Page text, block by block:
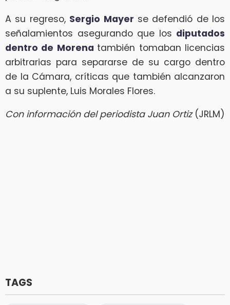
A su regreso, Sergio Mayer se defendió de los
señalamientos asegurando que los diputados
dentro de Morena también tomaban licencias
arbitrarias para separarse de su cargo dentro
de la Cámara, críticas que también alcanzaron
a su suplente, Luis Morales Flores.
Con información del periodista Juan Ortiz(JRLM)
TAGS